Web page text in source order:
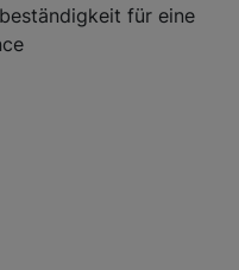
für eine